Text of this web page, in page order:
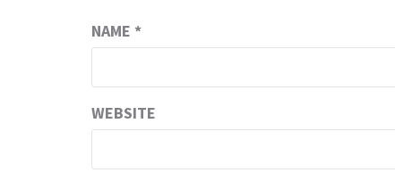
NAME *
WEBSITE